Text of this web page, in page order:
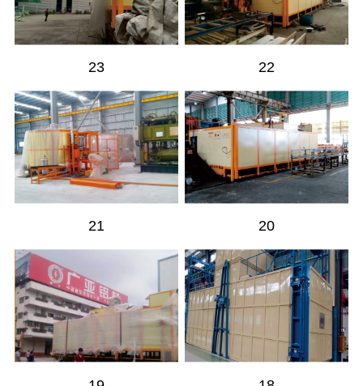
23 22
21 20